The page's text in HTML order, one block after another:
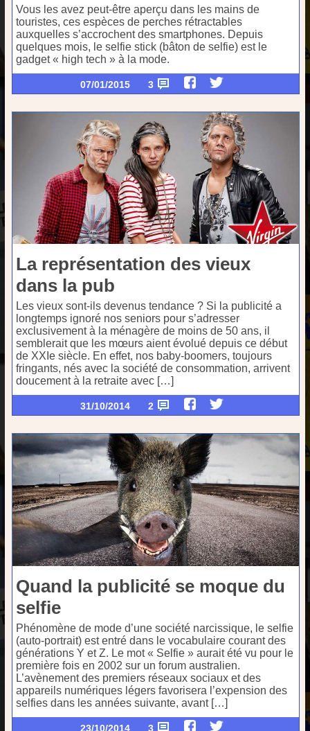
Vous les avez peut-être aperçu dans les mains de
touristes, ces espèces de perches rétractables
auxquelles s’accrochent des smartphones. Depuis
quelques mois, le selfie stick (bâton de selfie) est le
gadget « high tech » à la mode.
07/01/2015 3
La représentation des vieux
dans la pub
Les vieux sont-ils devenus tendance ? Si la publicité a
longtemps ignoré nos seniors pour s’adresser
exclusivement à la ménagère de moins de 50 ans, il
semblerait que les mœurs aient évolué depuis ce début
de XXIe siècle. En effet, nos baby-boomers, toujours
fringants, nés avec la société de consommation, arrivent
doucement à la retraite avec […]
31/10/2014 2
Quand la publicité se moque du
selfie
Phénomène de mode d’une société narcissique, le selfie
(auto-portrait) est entré dans le vocabulaire courant des
générations Y et Z. Le mot « Selfie » aurait été vu pour le
première fois en 2002 sur un forum australien.
L’avènement des premiers réseaux sociaux et des
appareils numériques légers favorisera l’expension des
selfies dans les années suivante, avant […]
23/10/2014 3